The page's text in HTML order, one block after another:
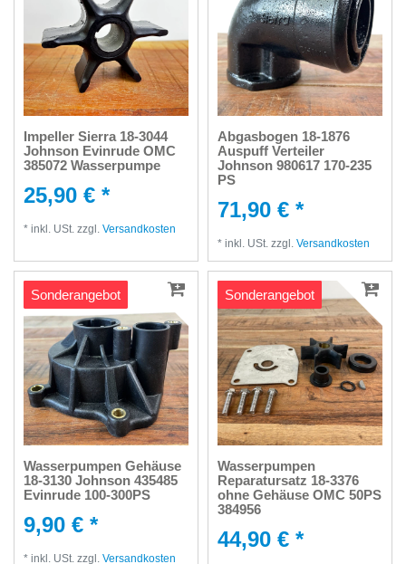
Impeller Sierra 18-3044
Johnson Evinrude OMC
385072 Wasserpumpe
25,90 € *
* inkl. USt. zzgl. Versandkosten
Abgasbogen 18-1876
Auspuff Verteiler
Johnson 980617 170-235
PS
71,90 € *
* inkl. USt. zzgl. Versandkosten
Sonderangebot
Wasserpumpen Gehäuse
18-3130 Johnson 435485
Evinrude 100-300PS
9,90 € *
* inkl. USt. zzgl. Versandkosten
Sonderangebot
Wasserpumpen
Reparatursatz 18-3376
ohne Gehäuse OMC 50PS
384956
44,90 € *